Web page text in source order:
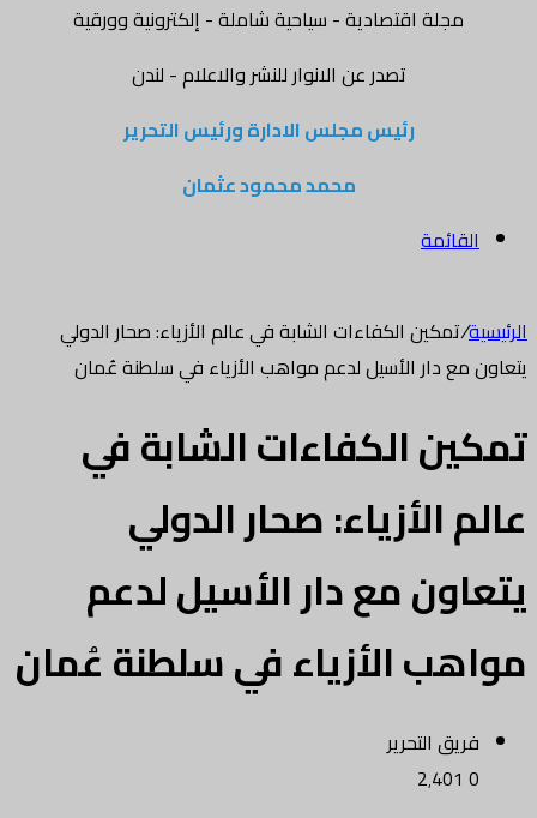
مجلة اقتصادية - سياحية شاملة - إلكترونية وورقية
تصدر عن الانوار للنشر والاعلام - لندن
رئيس مجلس الادارة ورئيس التحرير
محمد محمود عثمان
القائمة
الرئيسية/تمكين الكفاءات الشابة في عالم الأزياء: صحار الدولي
يتعاون مع دار الأسيل لدعم مواهب الأزياء في سلطنة عُمان
تمكين الكفاءات الشابة في
عالم الأزياء: صحار الدولي
يتعاون مع دار الأسيل لدعم
مواهب الأزياء في سلطنة عُمان
فريق التحرير
0